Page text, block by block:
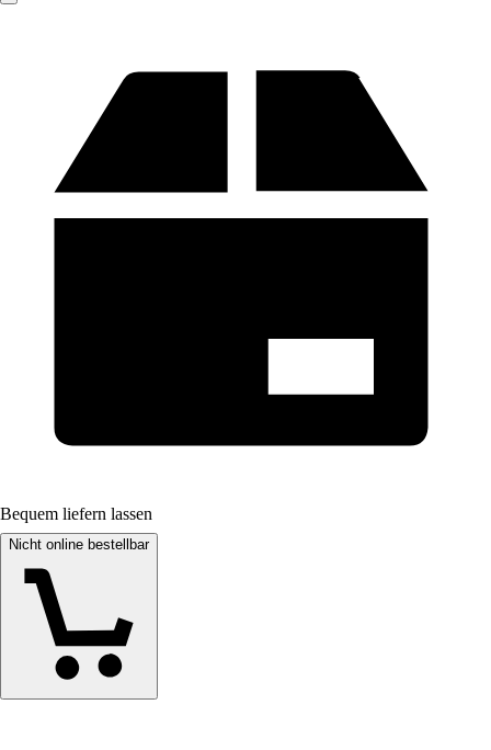
Bequem liefern lassen
Nicht online bestellbar